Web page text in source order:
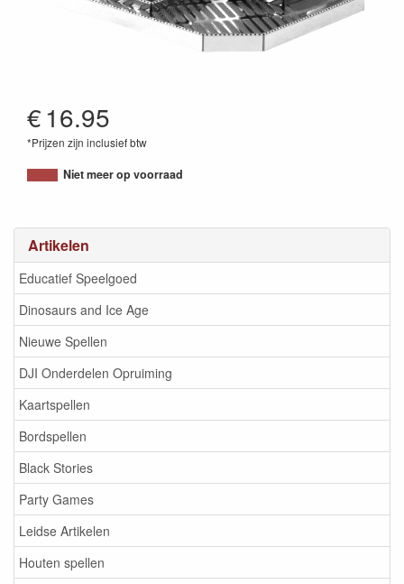
Artikelen
Educatief Speelgoed
Dinosaurs and Ice Age
Nieuwe Spellen
DJI Onderdelen Opruiming
Kaartspellen
Bordspellen
Black Stories
Party Games
Leidse Artikelen
Houten spellen
€16.95
*Prijzen zijn inclusief btw
032309012507
Niet meer op voorraad